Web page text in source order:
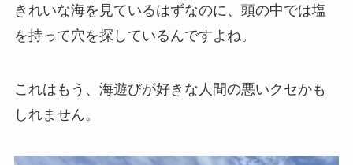
きれいな海を見ているはずなのに、頭の中では塩
を持って穴を探しているんですよね。
これはもう、海遊びが好きな人間の悪いクセかも
しれません。